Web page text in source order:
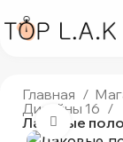
Главная
Дизайны 16
Лаковые